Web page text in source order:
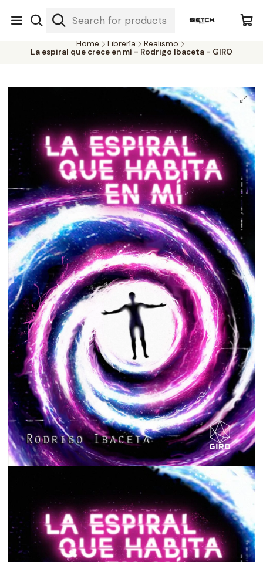
Nuestra librería - Serrano 317 local 3 - Limache.
#SomospartedelSietch
Home Librería
Realismo
La espiral que crece en mí - Rodrigo Ibaceta - GIRO